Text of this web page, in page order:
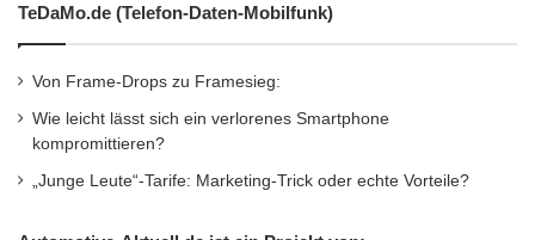
TeDaMo.de (Telefon-Daten-Mobilfunk)
Von Frame-Drops zu Framesieg:
Wie leicht lässt sich ein verlorenes Smartphone
kompromittieren?
„Junge Leute“-Tarife: Marketing-Trick oder echte Vorteile?